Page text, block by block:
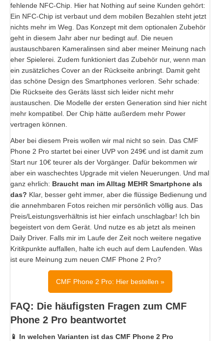
fehlende NFC-Chip. Hier hat Nothing auf seine Kunden gehört:
Ein NFC-Chip ist verbaut und dem mobilen Bezahlen steht jetzt
nichts mehr im Weg. Das Konzept mit dem optionalen Zubehör
geht in diesem Jahr aber nur bedingt auf. Die neuen
austauschbaren Kameralinsen sind aber meiner Meinung nach
eher Spielerei. Zudem funktioniert das Zubehör nur, wenn man
ein zusätzliches Cover an der Rückseite anbringt. Damit geht
das schöne Design des Smartphones verloren. Sehr schade:
Die Rückseite des Geräts lässt sich leider nicht mehr
austauschen. Die Modelle der ersten Generation sind hier nicht
mehr kompatibel. Der Chip hätte außerdem mehr Power
vertragen können.
Aber bei diesem Preis wollen wir mal nicht so sein. Das CMF
Phone 2 Pro startet bei einer UVP von 249€ und ist damit zum
Start nur 10€ teurer als der Vorgänger. Dafür bekommen wir
aber ein waschechtes Upgrade mit vielen Neuerungen. Und mal
ganz ehrlich: Braucht man im Alltag MEHR Smartphone als
das? Klar, besser geht immer, aber die flüssige Bedienung und
die annehmbaren Fotos reichen mir persönlich völlig aus. Das
Preis/Leistungsverhältnis ist hier einfach unschlagbar! Ich bin
begeistert von dem Gerät. Und nutze es ab jetzt als meinen
Daily Driver. Falls mir im Laufe der Zeit noch weitere negative
Kritikpunkte auffallen, halte ich euch auf dem Laufenden. Was
ist eure Meinung zum neuen CMF Phone 2 Pro?
CMF Phone 2 Pro: Hier bestellen »
FAQ: Die häufigsten Fragen zum CMF
Phone 2 Pro beantwortet
📱 In welchen Varianten ist das CMF Phone 2 Pro